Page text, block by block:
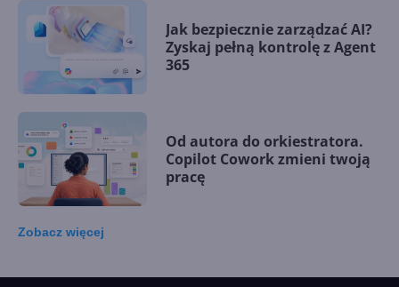
Jak bezpiecznie zarządzać AI?
Zyskaj pełną kontrolę z Agent
365
Od autora do orkiestratora.
Copilot Cowork zmieni twoją
pracę
Zobacz więcej